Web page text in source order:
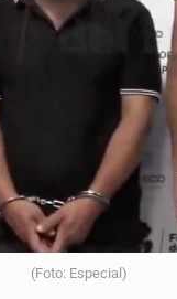
célula del CJNG y
Merlos,
brote de
(Foto: Especial)